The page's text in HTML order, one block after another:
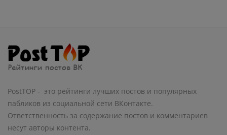
PostTOP - это рейтинги лучших постов и популярных
пабликов из социальной сети ВКонтакте.
Ответственность за содержание постов и комментариев
несут авторы контента.